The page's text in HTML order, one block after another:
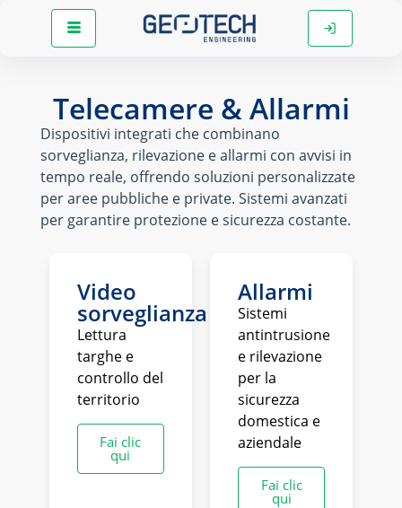
Telecamere & Allarmi
Dispositivi integrati che combinano
sorveglianza, rilevazione e allarmi con avvisi in
tempo reale, offrendo soluzioni personalizzate
per aree pubbliche e private. Sistemi avanzati
per garantire protezione e sicurezza costante.
Video
sorveglianza
Lettura
targhe e
controllo del
territorio
Fai clic
qui
Allarmi
Sistemi
antintrusione
e rilevazione
per la
sicurezza
domestica e
aziendale
Fai clic
qui